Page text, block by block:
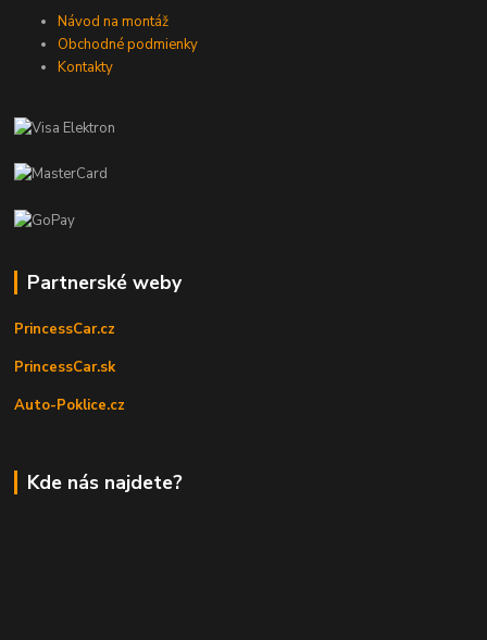
Návod na montáž
Obchodné podmienky
Kontakty
Partnerské weby
PrincessCar.cz
PrincessCar.sk
Auto-Poklice.cz
Kde nás najdete?